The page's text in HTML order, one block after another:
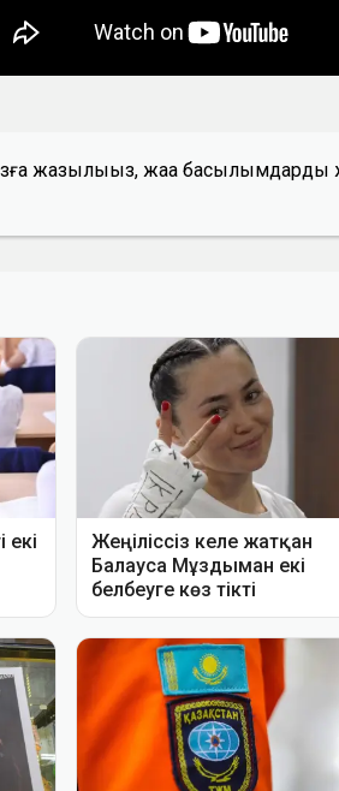
жазылыңыз, жаңа басылымдарды